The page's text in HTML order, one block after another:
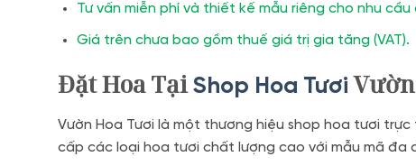
Tư vấn miễn phí và thiết kế mẫu riêng cho nhu cầu
Giá trên chưa bao gồm thuế giá trị gia tăng (VAT).
Đặt Hoa TạiShop Hoa Tươi
Vườn Hoa Tươi là một thương hiệu shop hoa tươi
cấp các loại hoa tươi chất lượng cao với mẫu mã